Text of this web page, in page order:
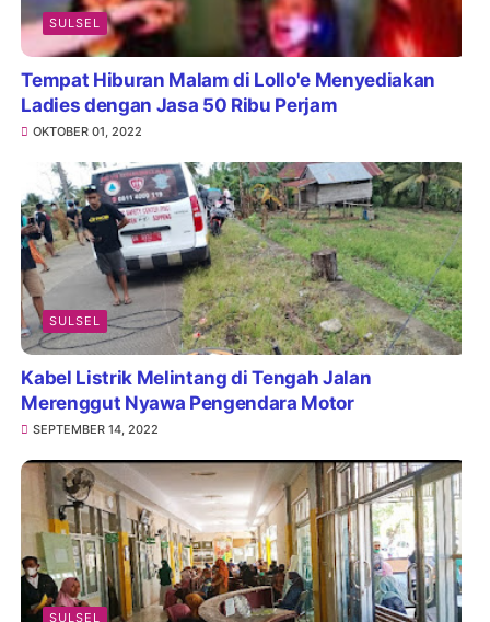
SULSEL
Tempat Hiburan Malam di Lollo'e Menyediakan
Ladies dengan Jasa 50 Ribu Perjam
OKTOBER 01, 2022
SULSEL
Kabel Listrik Melintang di Tengah Jalan
Merenggut Nyawa Pengendara Motor
SEPTEMBER 14, 2022
SULSEL